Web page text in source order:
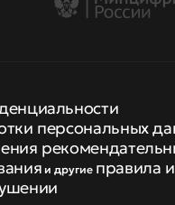
персональных
и другие правила